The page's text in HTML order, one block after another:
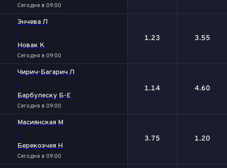
Сегодня в 09:00
Энчева Л
-
Новак К
Сегодня в 09:00
1.23 3.55
Чирич-Багарич Л
-
Барбулеску Б-Е
Сегодня в 09:00
1.14 4.60
Масиянская М
-
Берекоэчея Н
Сегодня в 09:00
3.75 1.20